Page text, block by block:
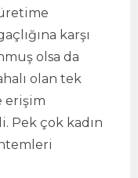
karşı
olsa da
olan tek
erişim
Pek çok kadın